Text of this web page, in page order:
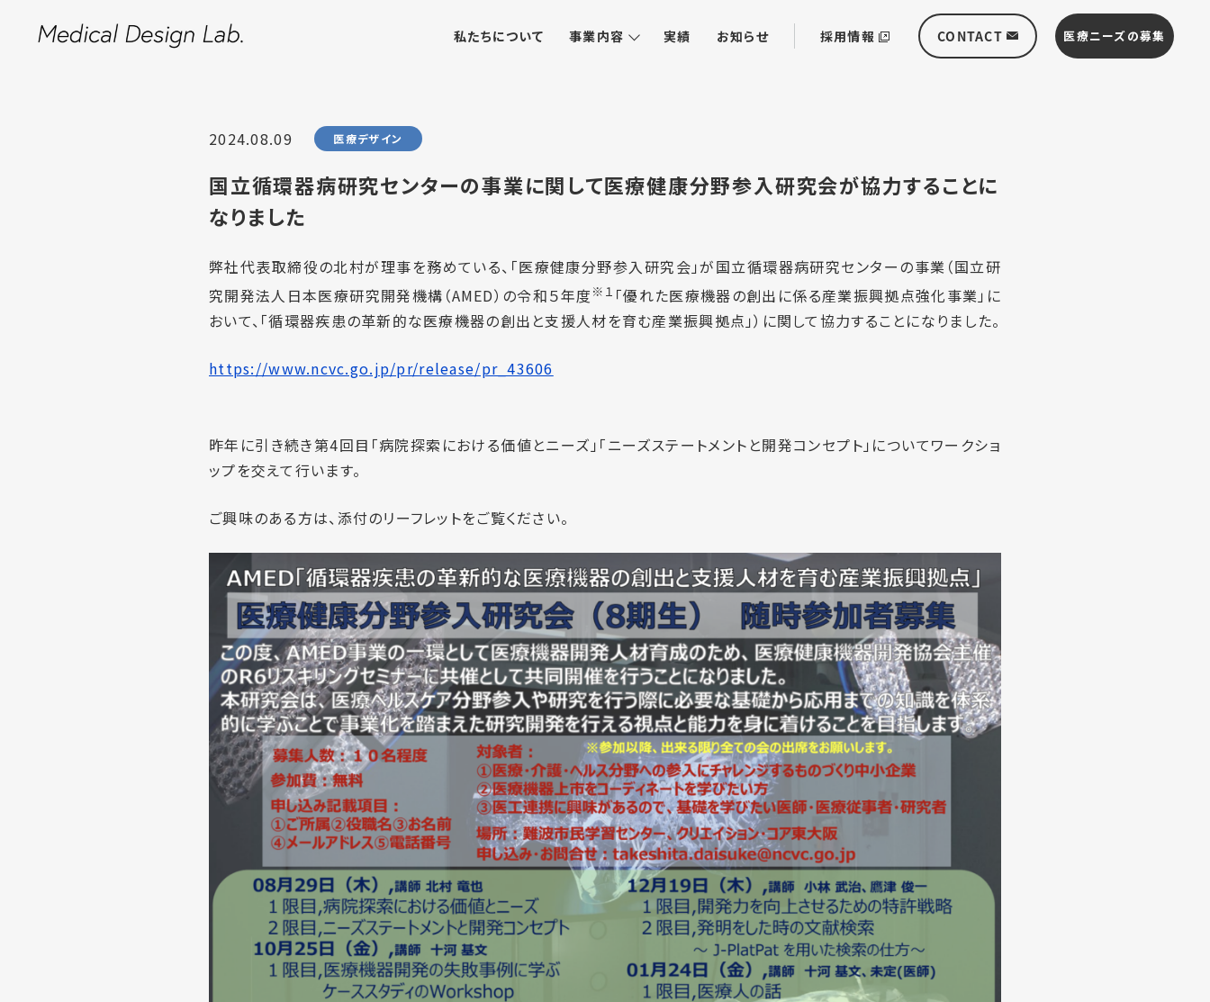
私たちについて 事業内容 実績 お知らせ 採用情報 CONTACT 医療ニーズの募集
2024.08.09 医療デザイン
国立循環器病研究センターの事業に関して医療健康分野参入研究会が協力することに
なりました
弊社代表取締役の北村が理事を務めている、「医療健康分野参入研究会」が国立循環器病研究センターの事業（国立研
究開発法人日本医療研究開発機構（AMED）の令和５年度 ※１ 「優れた医療機器の創出に係る産業振興拠点強化事業」に
おいて、「循環器疾患の革新的な医療機器の創出と支援人材を育む産業振興拠点」）に関して協力することになりました。
https://www.ncvc.go.jp/pr/release/pr_43606
昨年に引き続き第4回目「病院探索における価値とニーズ」「ニーズステートメントと開発コンセプト」についてワークショ
ップを交えて行います。
ご興味のある方は、添付のリーフレットをご覧ください。